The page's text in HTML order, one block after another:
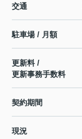
交通
駐車場 / 月額
更新料 /
更新事務手数料
契約期間
現況